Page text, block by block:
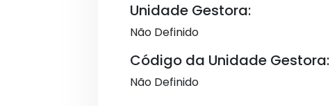
Unidade Gestora:
Não Definido
Código da Unidade Gestora:
Não Definido